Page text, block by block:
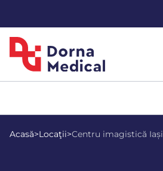
Acasă>Locaţii>Centru imagistică Iași